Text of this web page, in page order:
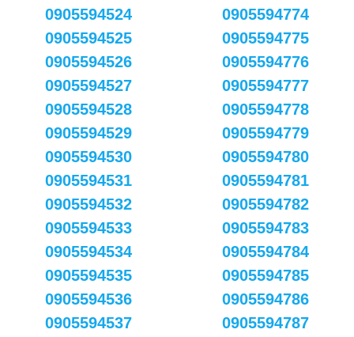
0905594524
0905594525
0905594526
0905594527
0905594528
0905594529
0905594530
0905594531
0905594532
0905594533
0905594534
0905594535
0905594536
0905594537
0905594774
0905594775
0905594776
0905594777
0905594778
0905594779
0905594780
0905594781
0905594782
0905594783
0905594784
0905594785
0905594786
0905594787